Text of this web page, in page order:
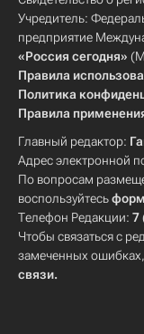
Учредитель:
предприятие
«Россия сегодня»
Правила
Политика
Правила
Главный редактор:
Адрес электронной
По вопросам
воспользуйтесь
Телефон Редакции: 7
Чтобы связаться с
замеченных
связи.